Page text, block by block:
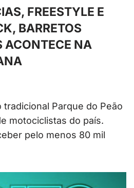
FREESTYLE E
BARRETOS
ACONTECE NA
Parque do Peão
motociclistas do país.
pelo menos 80 mil